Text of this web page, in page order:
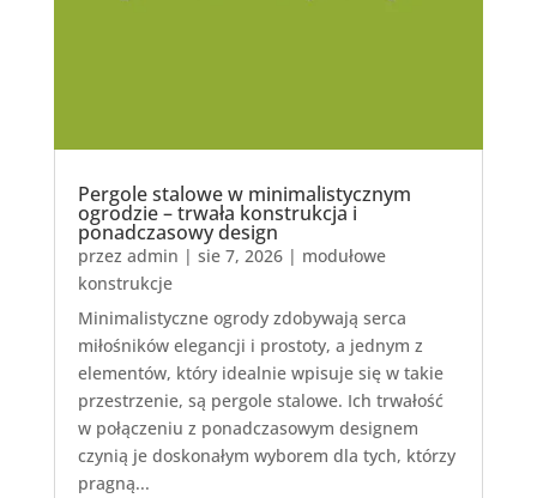
Pergole stalowe w minimalistycznym
ogrodzie – trwała konstrukcja i
ponadczasowy design
przez admin | sie 7, 2026| modułowe
konstrukcje
Minimalistyczne ogrody zdobywają serca
miłośników elegancji i prostoty, a jednym z
elementów, który idealnie wpisuje się w takie
przestrzenie, są pergole stalowe. Ich trwałość
w połączeniu z ponadczasowym designem
czynią je doskonałym wyborem dla tych, którzy
pragną...